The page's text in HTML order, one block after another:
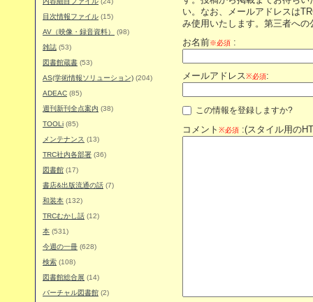
目次情報ファイル (15)
AV（映像・録音資料）
(98)
雑誌 (53)
図書館蔵書 (53)
AS(学術情報ソリューション) (204)
ADEAC (85)
週刊新刊全点案内 (38)
TOOLi (85)
メンテナンス (13)
TRC社内各部署 (36)
図書館 (17)
書店&出版流通の話 (7)
和装本 (132)
TRCむかし話 (12)
本 (531)
今週の一冊 (628)
検索 (108)
図書館総合展 (14)
バーチャル図書館 (2)
い。なお、メールアドレスは
み使用いたします。第三者へ
お名前※必須 :
メールアドレス※必須:
この情報を登録しますか?
コメント ※必須 :(スタイル用の